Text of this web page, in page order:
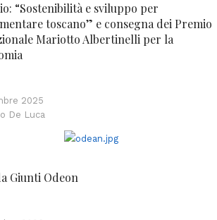
“Sostenibilità e sviluppo per
toscano” e consegna dei Premio
Mariotto Albertinelli per la
2025
De Luca
Giunti Odeon